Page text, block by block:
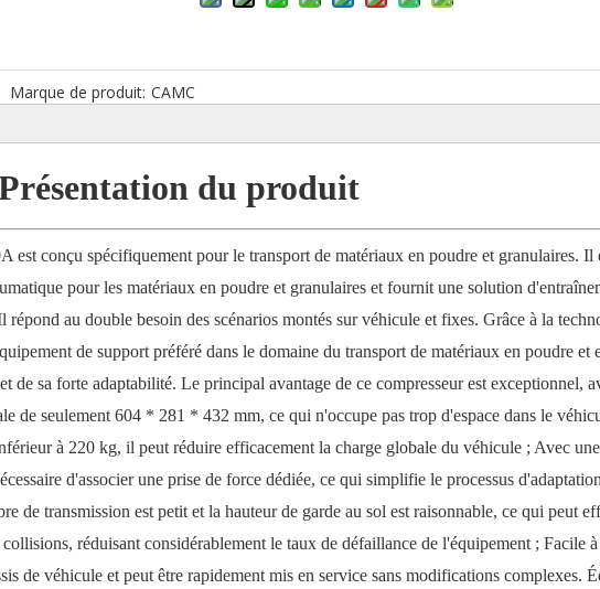
Marque de produit: CAMC
du produit
est conçu spécifiquement pour le transport de matériaux en poudre et granulaires. Il
pour les matériaux en poudre et granulaires et fournit une solution
au double besoin des scénarios montés sur véhicule et fixes. Grâce à la
de support préféré dans le domaine du transport de matériaux en poudre et
de sa forte adaptabilité. Le principal avantage de ce compresseur est exceptionnel,
de seulement 604 * 281 * 432 mm, ce qui n'occupe pas trop d'espace dans le
à 220 kg, il peut réduire efficacement la charge globale du véhicule ; Avec
d'associer une prise de force dédiée, ce qui simplifie le processus
de transmission est petit et la hauteur de garde au sol est raisonnable, ce qui peut
réduisant considérablement le taux de défaillance de l'équipement ; Facile
de véhicule et peut être rapidement mis en service sans modifications complexes.